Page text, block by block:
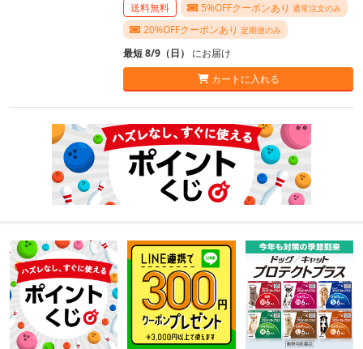
送料無料 5%OFFクーポンあり 通常注文のみ
20%OFFクーポンあり 定期便のみ
最短 8/9（日） にお届け
カートに入れる